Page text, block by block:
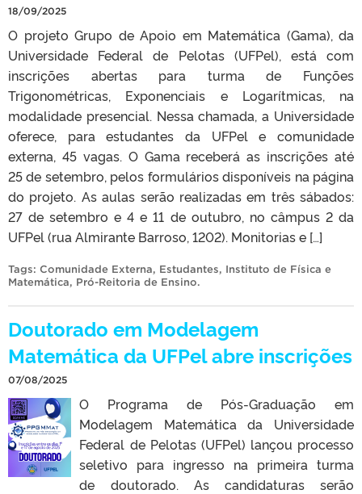
18/09/2025
O projeto Grupo de Apoio em Matemática (Gama), da
Universidade Federal de Pelotas (UFPel), está com
inscrições abertas para turma de Funções
Trigonométricas, Exponenciais e Logarítmicas, na
modalidade presencial. Nessa chamada, a Universidade
oferece, para estudantes da UFPel e comunidade
externa, 45 vagas. O Gama receberá as inscrições até
25 de setembro, pelos formulários disponíveis na página
do projeto. As aulas serão realizadas em três sábados:
27 de setembro e 4 e 11 de outubro, no câmpus 2 da
UFPel (rua Almirante Barroso, 1202). Monitorias e […]
Tags: Comunidade Externa, Estudantes, Instituto de Física e
Matemática, Pró-Reitoria de Ensino.
Doutorado em Modelagem
Matemática da UFPel abre inscrições
07/08/2025
O Programa de Pós-Graduação em
Modelagem Matemática da Universidade
Federal de Pelotas (UFPel) lançou processo
seletivo para ingresso na primeira turma
de doutorado. As candidaturas serão